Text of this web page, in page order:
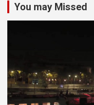
You may Missed